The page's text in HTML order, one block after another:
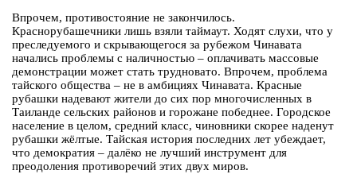
Впрочем, противостояние не закончилось.
Краснорубашечники лишь взяли таймаут. Ходят слухи, что у
преследуемого и скрывающегося за рубежом Чинавата
начались проблемы с наличностью – оплачивать массовые
демонстрации может стать трудновато. Впрочем, проблема
тайского общества – не в амбициях Чинавата. Красные
рубашки надевают жители до сих пор многочисленных в
Таиланде сельских районов и горожане победнее. Городское
население в целом, средний класс, чиновники скорее наденут
рубашки жёлтые. Тайская история последних лет убеждает,
что демократия – далёко не лучший инструмент для
преодоления противоречий этих двух миров.